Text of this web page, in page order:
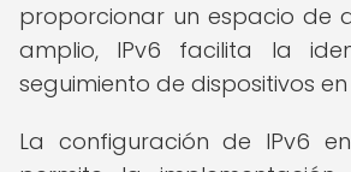
proporcionar un espacio de
amplio, IPv6 facilita la
seguimiento de dispositivos
La configuración de IPv6